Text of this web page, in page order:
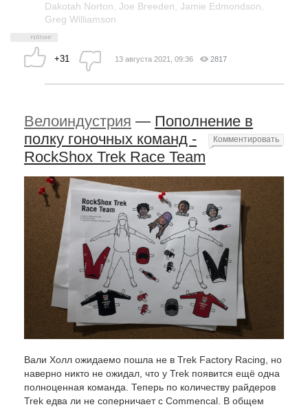
Dakotah Norton, Joe Breeden, Jamie Edmondson,
Greg Williamson
+31 13 августа 2021, 09:36 2817
Велоиндустрия — Пополнение в
полку гоночных команд -
RockShox Trek Race Team
Вали Холл ожидаемо пошла не в Trek Factory Racing, но
наверно никто не ожидал, что у Trek появится ещё одна
полноценная команда. Теперь по количеству райдеров
Trek едва ли не соперничает с Commencal. В общем
Комментировать